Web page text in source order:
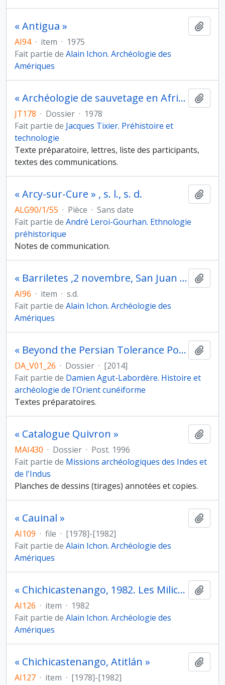
« Antigua »
AI94 · item · 1975
Fait partie de Alain Ichon. Archéologie des
Amériques
« Archéologie de sauvetage en Afrique », communication aux Journées d’étude « Les Recherches archéologiques dans les états d'Afrique au sud du Sahara et à Madagascar », Valbonne, 25-26 mai 1978, et préparation des actes
JT178 · Dossier · 1978
Fait partie de Jacques Tixier. Préhistoire et
technologie
Texte préparatoire, lettres, liste des participants,
textes des communications.
« Arcy-sur-Cure » , s. l., s. d.
ALG90/1/55 · Pièce · Sans date
Fait partie de André Leroi-Gourhan. Ethnologie
préhistorique
Notes de communication.
« Barriletes ,2 novembre, San Juan Sacatepéquez »
AI96 · item · s.d.
Fait partie de Alain Ichon. Archéologie des
Amériques
« Beyond the Persian Tolerance Policy : Great Kings and Egyptian Gods during the Achaemenid Period »
DA_V01_26 · Dossier · [2014]
Fait partie de Damien Agut-Labordère. Histoire et
archéologie de l'Orient cunéiforme
Textes préparatoires.
« Catalogue Quivron »
MAI430 · Dossier · Post. 1996
Fait partie de Missions archéologiques des Indes et
de l'Indus
Planches de dessins (tirages) annotées et copies.
« Cauinal »
AI109 · file · [1978]-[1982]
Fait partie de Alain Ichon. Archéologie des
Amériques
« Chichicastenango, 1982. Les Milices d'autodéfense »
AI126 · item · 1982
Fait partie de Alain Ichon. Archéologie des
Amériques
« Chichicastenango, Atitlán »
AI127 · item · [1978]-[1982]